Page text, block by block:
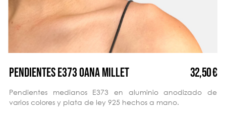
PENDIENTES E373 OANA MILLET 32,50 €
Pendientes medianos E373 en aluminio anodizado de
varios colores y plata de ley 925 hechos a mano.